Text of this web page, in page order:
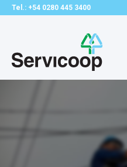
Tel.: +54 0280 445 3400